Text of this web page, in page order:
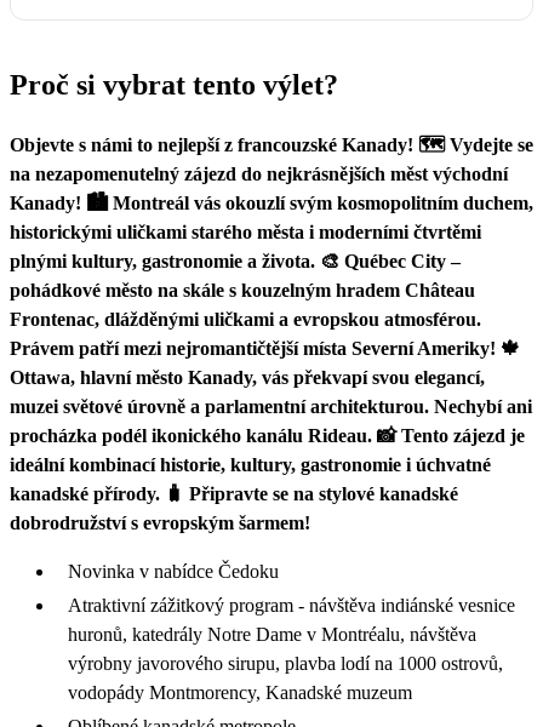
Proč si vybrat tento výlet?
Objevte s námi to nejlepší z francouzské Kanady! 🗺️ Vydejte se
na nezapomenutelný zájezd do nejkrásnějších měst východní
Kanady! 🏙️ Montreál vás okouzlí svým kosmopolitním duchem,
historickými uličkami starého města i moderními čtvrtěmi
plnými kultury, gastronomie a života. 🎨 Québec City –
pohádkové město na skále s kouzelným hradem Château
Frontenac, dlážděnými uličkami a evropskou atmosférou.
Právem patří mezi nejromantičtější místa Severní Ameriky! 🍁
Ottawa, hlavní město Kanady, vás překvapí svou elegancí,
muzei světové úrovně a parlamentní architekturou. Nechybí ani
procházka podél ikonického kanálu Rideau. 📸 Tento zájezd je
ideální kombinací historie, kultury, gastronomie i úchvatné
kanadské přírody. 🧳 Připravte se na stylové kanadské
dobrodružství s evropským šarmem!
Novinka v nabídce Čedoku
Atraktivní zážitkový program - návštěva indiánské vesnice
huronů, katedrály Notre Dame v Montréalu, návštěva
výrobny javorového sirupu, plavba lodí na 1000 ostrovů,
vodopády Montmorency, Kanadské muzeum